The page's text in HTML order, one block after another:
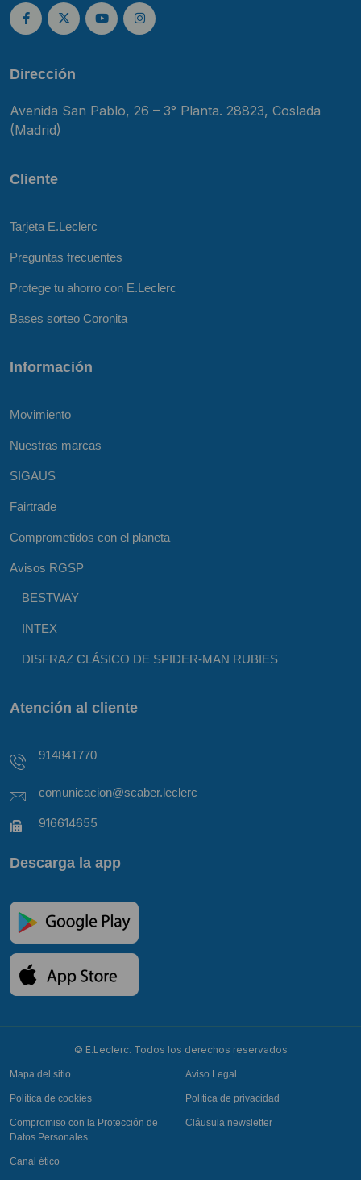
Dirección
Avenida San Pablo, 26 – 3° Planta. 28823, Coslada
(Madrid)
Cliente
Tarjeta E.Leclerc
Preguntas frecuentes
Protege tu ahorro con E.Leclerc
Bases sorteo Coronita
Información
Movimiento
Nuestras marcas
SIGAUS
Fairtrade
Comprometidos con el planeta
Avisos RGSP
BESTWAY
INTEX
DISFRAZ CLÁSICO DE SPIDER-MAN RUBIES
Atención al cliente
914841770
comunicacion@scaber.leclerc
916614655
Descarga la app
© E.Leclerc. Todos los derechos reservados
Mapa del sitio Aviso Legal
Política de cookies Política de privacidad
Compromiso con la Protección de
Datos Personales
Cláusula newsletter
Canal ético